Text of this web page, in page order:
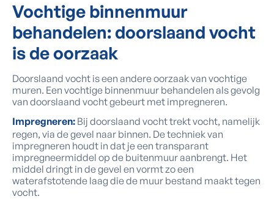
Vochtige binnenmuur
behandelen:doorslaand vocht
is de oorzaak
Doorslaand vocht is een andere oorzaak van vochtige
muren. Een vochtige binnenmuur behandelen als gevolg
van doorslaand vocht gebeurt met impregneren.
Impregneren: Bij doorslaand vocht trekt vocht, namelijk
regen, via de gevel naar binnen. De techniek van
impregneren houdt in dat je een transparant
impregneermiddel op de buitenmuur aanbrengt. Het
middel dringt in de gevel en vormt zo een
waterafstotende laag die de muur bestand maakt tegen
vocht.